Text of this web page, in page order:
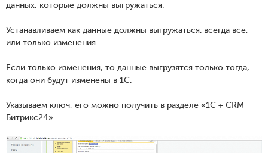
данных, которые должны выгружаться.
Устанавливаем как данные должны выгружаться: всегда все,
или только изменения.
Если только изменения, то данные выгрузятся только тогда,
когда они будут изменены в 1С.
Указываем ключ, его можно получить в разделе «1С + CRM
Битрикс24».